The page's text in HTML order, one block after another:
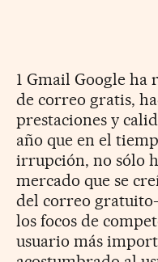
1 Gmail Google ha
de correo gratis,
prestaciones y
año que en el
irrupción, no sólo
mercado que se
del correo
los focos de
usuario más